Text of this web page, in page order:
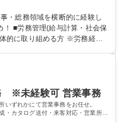
務へ守備範囲を広げ、組織運
衛生、健康経営推進等をお任せ
幅広く経験を積んでいただき
。 募集職種 【総
営を支えるゼネラリストを目
・総務領域を横断的に経験し
会保
的に取り組める方 ※労務経験
続き・勤怠管理など）の経験
※未経験可 営業事務
いずれかにて営業事務をお任せ。
・カタログ送付・来客対応・営業所内